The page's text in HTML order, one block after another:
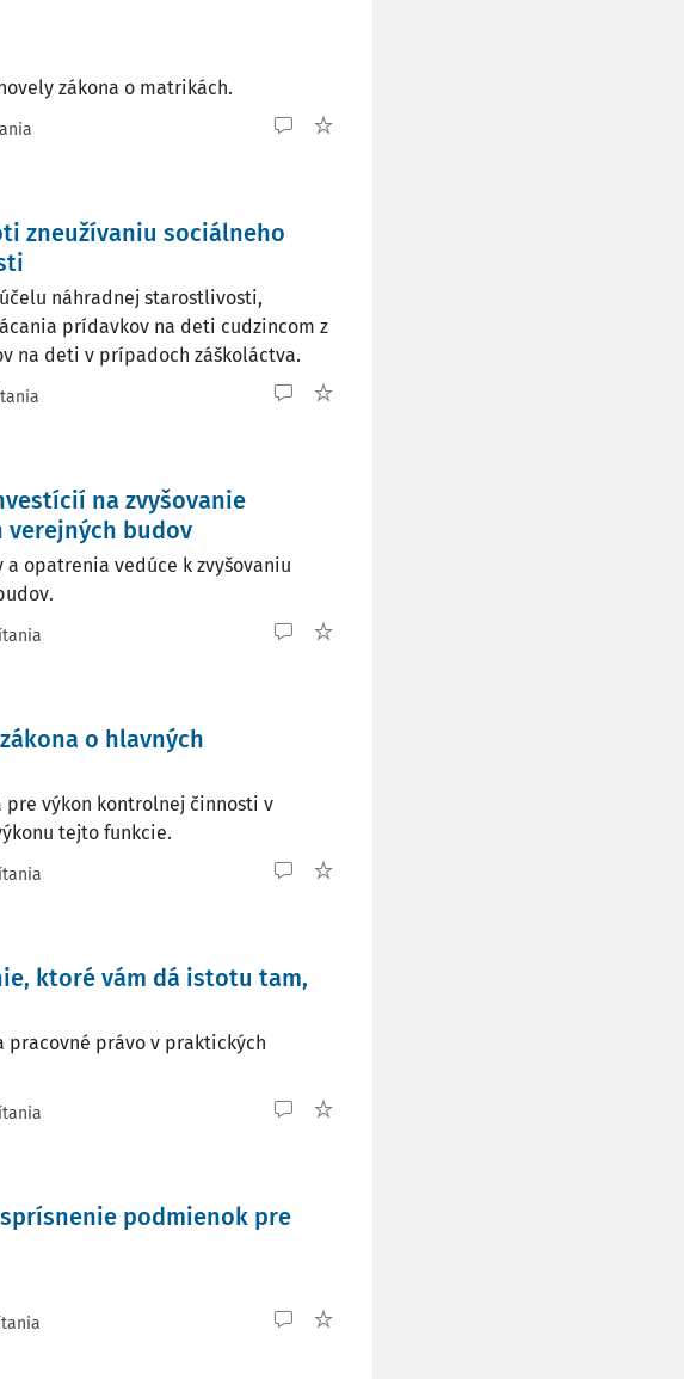
zákona o matrikách.
zneužívaniu sociálneho
náhradnej starostlivosti,
prídavkov na deti cudzincom z
na deti v prípadoch záškoláctva.
na zvyšovanie
budov
opatrenia vedúce k zvyšovaniu
o hlavných
výkon kontrolnej činnosti v
tejto funkcie.
ktoré vám dá istotu tam,
pracovné právo v praktických
podmienok pre